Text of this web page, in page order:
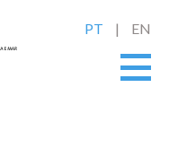
PT EN